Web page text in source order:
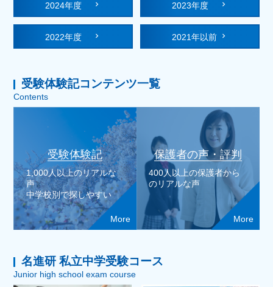
2024年度 2023年度
2022年度 2021年以前
受験体験記コンテンツ一覧
Contents
受験体験記
1,000人以上のリアルな
声
中学校別で探しやすい
More
保護者の声・評判
400人以上の保護者から
のリアルな声
More
名進研 私立中学受験コース
Junior high school exam course